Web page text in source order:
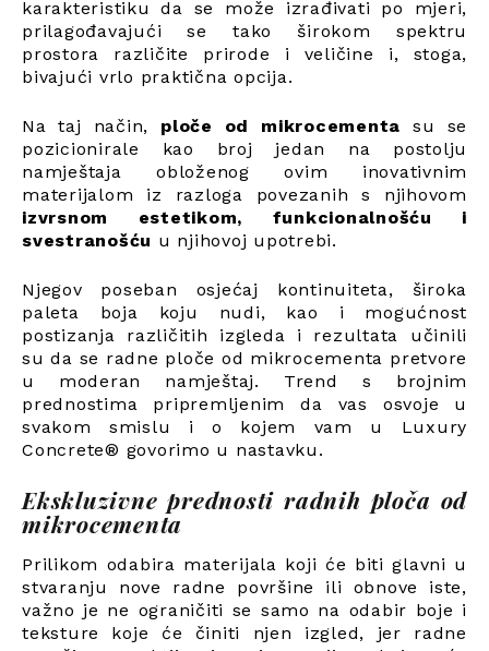
karakteristiku da se može izrađivati po mjeri,
prilagođavajući se tako širokom spektru
prostora različite prirode i veličine i, stoga,
bivajući vrlo praktična opcija.
Na taj način, ploče od mikrocementa su se
pozicionirale kao broj jedan na postolju
namještaja obloženog ovim inovativnim
materijalom iz razloga povezanih s njihovom
izvrsnom estetikom, funkcionalnošću i
svestranošću u njihovoj upotrebi.
Njegov poseban osjećaj kontinuiteta, široka
paleta boja koju nudi, kao i mogućnost
postizanja različitih izgleda i rezultata učinili
su da se radne ploče od mikrocementa pretvore
u moderan namještaj. Trend s brojnim
prednostima pripremljenim da vas osvoje u
svakom smislu i o kojem vam u Luxury
Concrete® govorimo u nastavku.
Ekskluzivne prednosti radnih ploča od
mikrocementa
Prilikom odabira materijala koji će biti glavni u
stvaranju nove radne površine ili obnove iste,
važno je ne ograničiti se samo na odabir boje i
teksture koje će činiti njen izgled, jer radne